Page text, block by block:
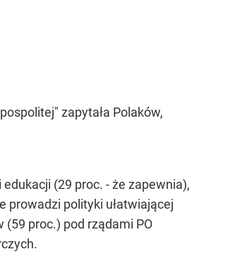
zapytała Polaków,
(29 proc. - że zapewnia),
prowadzi polityki ułatwiającej
(59 proc.) pod rządami PO